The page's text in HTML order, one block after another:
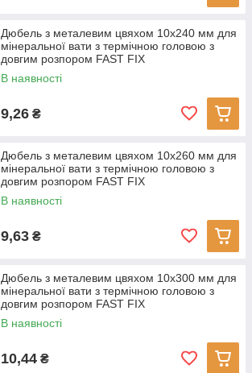
Дюбель з металевим цвяхом 10x240 мм для
мінеральної вати з термічною головою з
довгим розпором FAST FIX
В наявності
9,26 ₴
Дюбель з металевим цвяхом 10x260 мм для
мінеральної вати з термічною головою з
довгим розпором FAST FIX
В наявності
9,63 ₴
Дюбель з металевим цвяхом 10x300 мм для
мінеральної вати з термічною головою з
довгим розпором FAST FIX
В наявності
10,44 ₴